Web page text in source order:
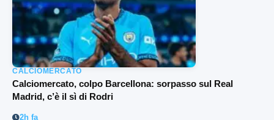
CALCIOMERCATO
Calciomercato, colpo Barcellona: sorpasso sul Real
Madrid, c’è il sì di Rodri
2h fa